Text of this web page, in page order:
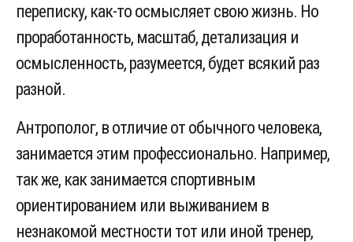
переписку, как-то осмысляет свою жизнь. Но
проработанность, масштаб, детализация и
осмысленность, разумеется, будет всякий раз
разной.
Антрополог, в отличие от обычного человека,
занимается этим профессионально. Например,
так же, как занимается спортивным
ориентированием или выживанием в
незнакомой местности тот или иной тренер,